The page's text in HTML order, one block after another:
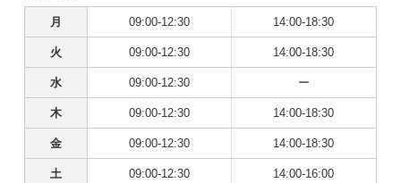
月 09:00-12:30 14:00-18:30
火 09:00-12:30 14:00-18:30
水 09:00-12:30 ー
木 09:00-12:30 14:00-18:30
金 09:00-12:30 14:00-18:30
土 09:00-12:30 14:00-16:00